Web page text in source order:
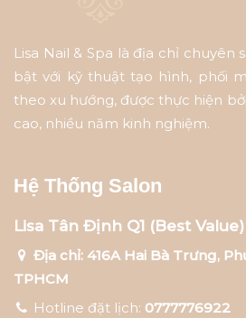
Lisa Nail & Spa là địa chỉ chuyên
bật với kỹ thuật tạo hình, phối
theo xu hướng, được thực hiện
cao, nhiều năm kinh nghiệm.
Hệ Thống Salon
Lisa Tân Định Q1 (Best Value)
Địa chỉ: 416A Hai Bà Trưng,
TPHCM
Hotline đặt lịch: 0777776922